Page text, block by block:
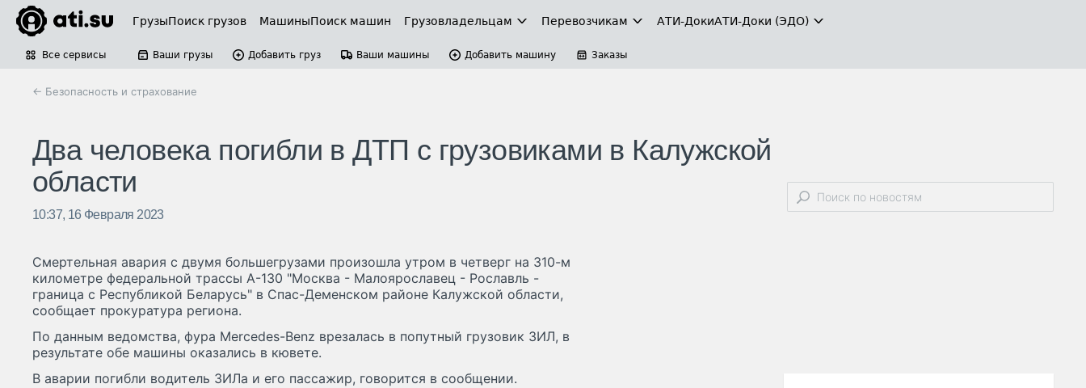
ГрузыПоиск грузов МашиныПоиск машин Грузовладельцам Перевозчикам АТИ-ДокиАТИ-Доки (ЭДО)
Все сервисы Ваши грузы Добавить груз Ваши машины Добавить машину Заказы
← Безопасность и страхование
Два человека погибли в ДТП с грузовиками в Калужской
области
10:37, 16 Февраля 2023
Смертельная авария с двумя большегрузами произошла утром в четверг на 310-м
километре федеральной трассы А-130 "Москва - Малоярославец - Рославль -
граница с Республикой Беларусь" в Спас-Деменском районе Калужской области,
сообщает прокуратура региона.
По данным ведомства, фура Mercedes-Benz врезалась в попутный грузовик ЗИЛ, в
результате обе машины оказались в кювете.
В аварии погибли водитель ЗИЛа и его пассажир, говорится в сообщении.